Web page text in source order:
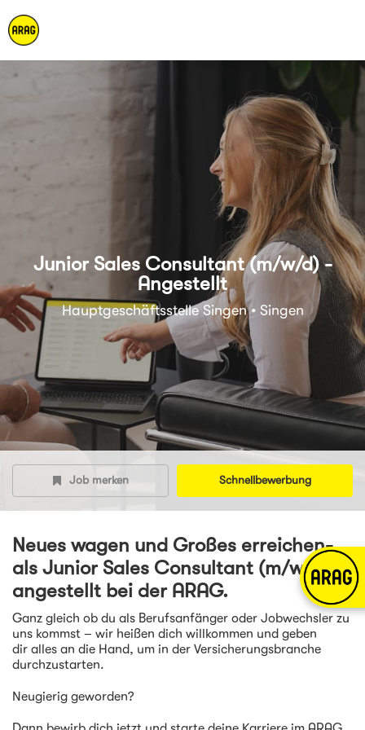
Junior Sales Consultant (m/w/d) -
Angestellt
Hauptgeschäftsstelle Singen • Singen
Job merken Schnellbewerbung
Neues wagen und Großes erreichen-
als Junior Sales Consultant (m/w/d) -
angestellt bei der ARAG.
Ganz gleich ob du als Berufsanfänger oder Jobwechsler zu
uns kommst – wir heißen dich willkommen und geben
dir alles an die Hand, um in der Versicherungsbranche
durchzustarten.
Neugierig geworden?